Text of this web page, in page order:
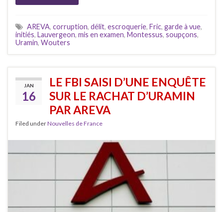
AREVA, corruption, délit, escroquerie, Fric, garde à vue,
initiés, Lauvergeon, mis en examen, Montessus, soupçons,
Uramin, Wouters
JAN
16
LE FBI SAISI D’UNE ENQUÊTE
SUR LE RACHAT D’URAMIN
PAR AREVA
Filed underNouvelles de France